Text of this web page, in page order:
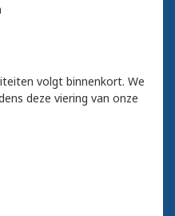
volgt binnenkort. We
deze viering van onze